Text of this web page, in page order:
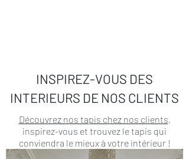
INSPIREZ-VOUS DES
INTERIEURS DE NOS CLIENTS
Découvrez nos tapis chez nos clients,
inspirez-vous et trouvez le tapis qui
conviendra le mieux à votre intérieur !